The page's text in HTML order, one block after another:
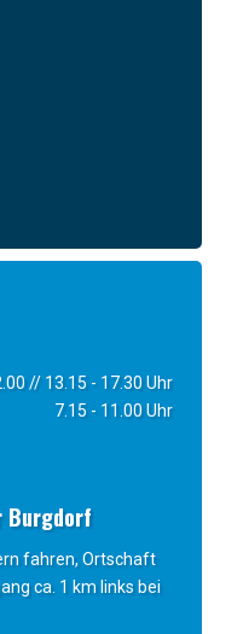
// 13.15 - 17.30 Uhr
7.15 - 11.00 Uhr
Burgdorf
fahren, Ortschaft
ca. 1 km links bei